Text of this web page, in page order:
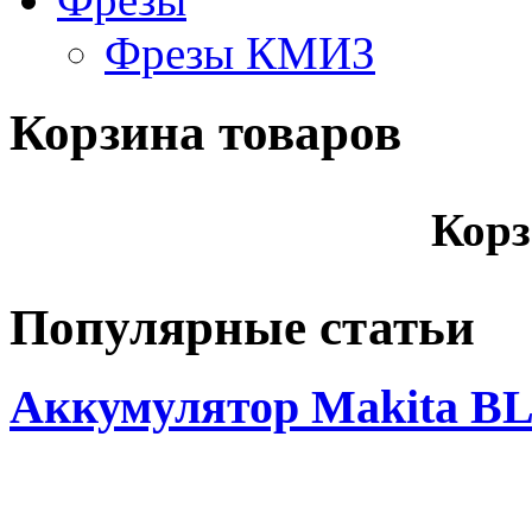
Фрезы КМИЗ
Корзина товаров
Популярные статьи
Аккумулятор Makita